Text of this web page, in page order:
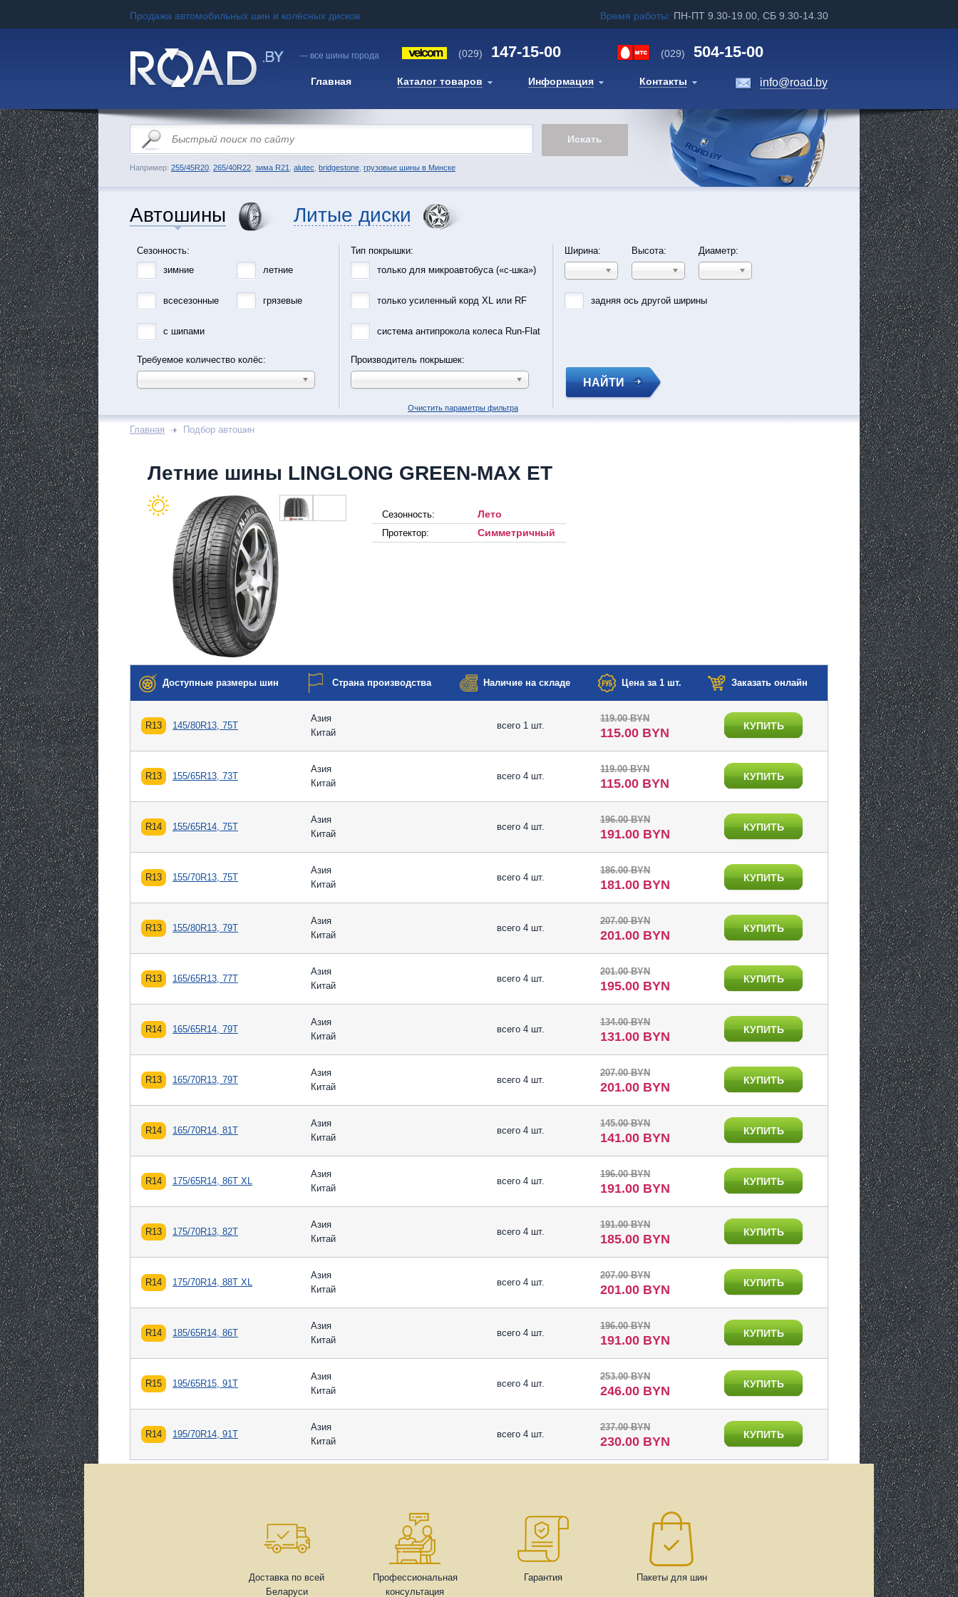
Продажа автомобильных шин и колёсных дисков Время работы: ПН-ПТ 9.30-19.00, СБ 9.30-14.30
— все шины города (029) 147-15-00 (029) 504-15-00
Главная Каталог товаров Информация Контакты info@road.by
Например: 255/45R20 265/40R22 зима R21 alutec bridgestone грузовые шины в Минске
Автошины Литые диски
Сезонность:
зимние
летние
всесезонные грязевые
с шипами
Требуемое количество колёс:
Тип покрышки:
только для микроавтобуса («с-шка»)
только усиленный корд XL или RF
система антипрокола колеса Run-Flat
Производитель покрышек:
Ширина: Высота: Диаметр:
задняя ось другой ширины
НАЙТИ
Очистить параметры фильтра
Главная Подбор автошин
Летние шины LINGLONG GREEN-MAX ET
Сезонность: Лето
Протектор: Симметричный
Доступные размеры шин Страна производства Наличие на складе Цена за 1 шт. Заказать онлайн
R13 145/80R13, 75T
Азия
Китай
всего 1 шт.
119.00 BYN
115.00 BYN КУПИТЬ
R13 155/65R13, 73T
Азия
Китай
всего 4 шт.
119.00 BYN
115.00 BYN КУПИТЬ
R14 155/65R14, 75T
Азия
Китай
всего 4 шт.
196.00 BYN
191.00 BYN КУПИТЬ
R13 155/70R13, 75T
Азия
Китай
всего 4 шт.
186.00 BYN
181.00 BYN КУПИТЬ
R13 155/80R13, 79T
Азия
Китай
всего 4 шт.
207.00 BYN
201.00 BYN КУПИТЬ
R13 165/65R13, 77T
Азия
Китай
всего 4 шт.
201.00 BYN
195.00 BYN КУПИТЬ
R14 165/65R14, 79T
Азия
Китай
всего 4 шт.
134.00 BYN
131.00 BYN КУПИТЬ
R13 165/70R13, 79T
Азия
Китай
всего 4 шт.
207.00 BYN
201.00 BYN КУПИТЬ
R14 165/70R14, 81T
Азия
Китай
всего 4 шт.
145.00 BYN
141.00 BYN КУПИТЬ
R14 175/65R14, 86T XL
Азия
Китай
всего 4 шт.
196.00 BYN
191.00 BYN КУПИТЬ
R13 175/70R13, 82T
Азия
Китай
всего 4 шт.
191.00 BYN
185.00 BYN КУПИТЬ
R14 175/70R14, 88T XL
Азия
Китай
всего 4 шт.
207.00 BYN
201.00 BYN КУПИТЬ
R14 185/65R14, 86T
Азия
Китай
всего 4 шт.
196.00 BYN
191.00 BYN КУПИТЬ
R15 195/65R15, 91T
Азия
Китай
всего 4 шт.
253.00 BYN
246.00 BYN КУПИТЬ
R14 195/70R14, 91T
Азия
Китай
всего 4 шт.
237.00 BYN
230.00 BYN КУПИТЬ
Доставка по всей
Беларуси
Профессиональная
консультация
Гарантия Пакеты для шин